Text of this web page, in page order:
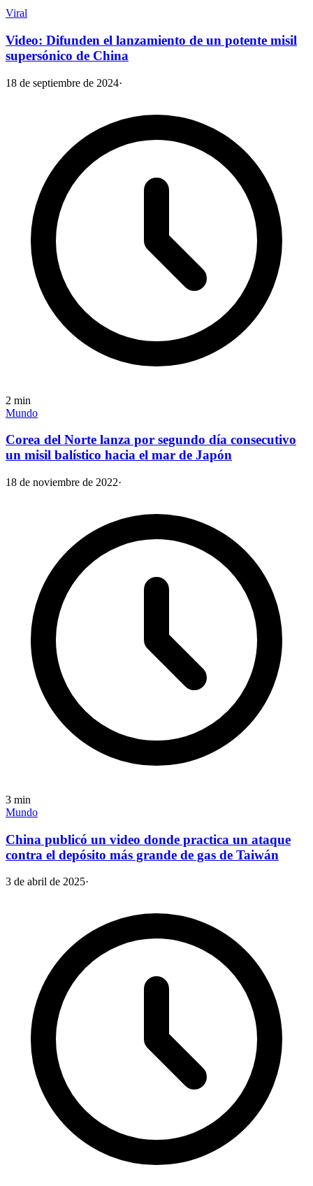
Viral
Video: Difunden el lanzamiento de un potente misil
supersónico de China
18 de septiembre de 2024·
2 min
Mundo
Corea del Norte lanza por segundo día consecutivo
un misil balístico hacia el mar de Japón
18 de noviembre de 2022·
3 min
Mundo
China publicó un video donde practica un ataque
contra el depósito más grande de gas de Taiwán
3 de abril de 2025·